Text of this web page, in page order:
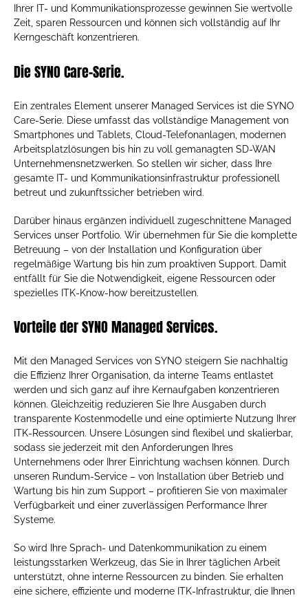
Ihrer IT- und Kommunikationsprozesse gewinnen Sie wertvolle
Zeit, sparen Ressourcen und können sich vollständig auf Ihr
Kerngeschäft konzentrieren.
Die SYNO Care-Serie.
Ein zentrales Element unserer Managed Services ist die SYNO
Care-Serie. Diese umfasst das vollständige Management von
Smartphones und Tablets, Cloud-Telefonanlagen, modernen
Arbeitsplatzlösungen bis hin zu voll gemanagten SD-WAN
Unternehmensnetzwerken. So stellen wir sicher, dass Ihre
gesamte IT- und Kommunikationsinfrastruktur professionell
betreut und zukunftssicher betrieben wird.
Darüber hinaus ergänzen individuell zugeschnittene Managed
Services unser Portfolio. Wir übernehmen für Sie die komplette
Betreuung – von der Installation und Konfiguration über
regelmäßige Wartung bis hin zum proaktiven Support. Damit
entfällt für Sie die Notwendigkeit, eigene Ressourcen oder
spezielles ITK-Know-how bereitzustellen.
Vorteile der SYNO Managed Services.
Mit den Managed Services von SYNO steigern Sie nachhaltig
die Effizienz Ihrer Organisation, da interne Teams entlastet
werden und sich ganz auf ihre Kernaufgaben konzentrieren
können. Gleichzeitig reduzieren Sie Ihre Ausgaben durch
transparente Kostenmodelle und eine optimierte Nutzung Ihrer
ITK-Ressourcen. Unsere Lösungen sind flexibel und skalierbar,
sodass sie jederzeit mit den Anforderungen Ihres
Unternehmens oder Ihrer Einrichtung wachsen können. Durch
unseren Rundum-Service – von Installation über Betrieb und
Wartung bis hin zum Support – profitieren Sie von maximaler
Verfügbarkeit und einer zuverlässigen Performance Ihrer
Systeme.
So wird Ihre Sprach- und Datenkommunikation zu einem
leistungsstarken Werkzeug, das Sie in Ihrer täglichen Arbeit
unterstützt, ohne interne Ressourcen zu binden. Sie erhalten
eine sichere, effiziente und moderne ITK-Infrastruktur, die Ihnen